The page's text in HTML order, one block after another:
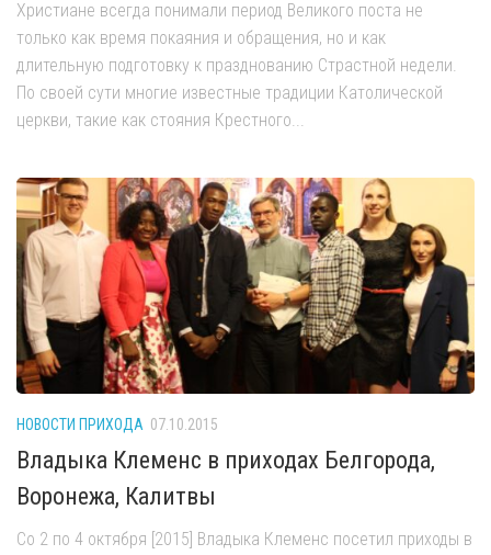
Христиане всегда понимали период Великого поста не
только как время покаяния и обращения, но и как
длительную подготовку к празднованию Страстной недели.
По своей сути многие известные традиции Католической
церкви, такие как стояния Крестного...
НОВОСТИ ПРИХОДА 07.10.2015
Владыка Клеменс в приходах Белгорода,
Воронежа, Калитвы
Со 2 по 4 октября [2015] Владыка Клеменс посетил приходы в